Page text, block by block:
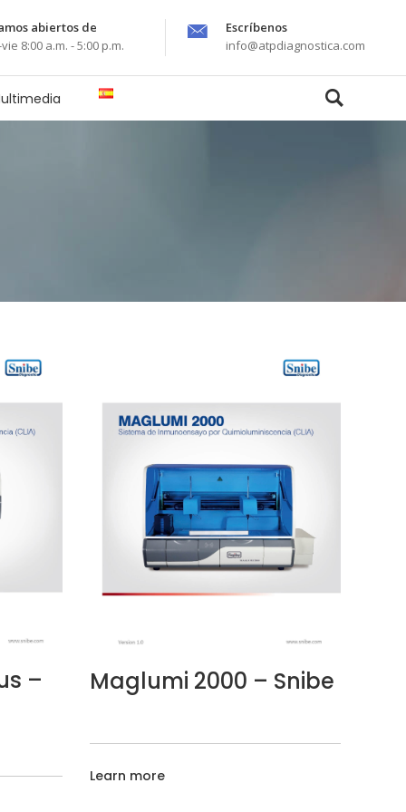
abiertos de
8:00 a.m. - 5:00 p.m.
Escríbenos
info@atpdiagnostica.com
– Maglumi 2000 – Snibe
Learn more